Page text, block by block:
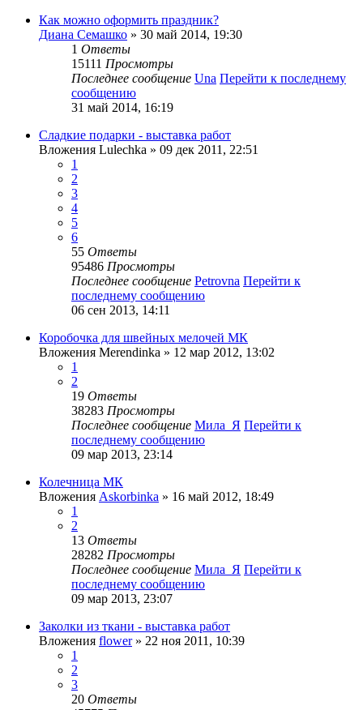
Как можно оформить праздник?
Диана Семашко » 30 май 2014, 19:30
1 Ответы
15111 Просмотры
Последнее сообщение Una Перейти к последнему
сообщению
31 май 2014, 16:19
Сладкие подарки - выставка работ
Вложения Lulechka » 09 дек 2011, 22:51
1
2
3
4
5
6
55 Ответы
95486 Просмотры
Последнее сообщение Petrovna Перейти к
последнему сообщению
06 сен 2013, 14:11
Коробочка для швейных мелочей МК
Вложения Merendinka » 12 мар 2012, 13:02
1
2
19 Ответы
38283 Просмотры
Последнее сообщение Мила_Я Перейти к
последнему сообщению
09 мар 2013, 23:14
Колечница МК
Вложения Askorbinka » 16 май 2012, 18:49
1
2
13 Ответы
28282 Просмотры
Последнее сообщение Мила_Я Перейти к
последнему сообщению
09 мар 2013, 23:07
Заколки из ткани - выставка работ
Вложения flower» 22 ноя 2011, 10:39
1
2
3
20 Ответы